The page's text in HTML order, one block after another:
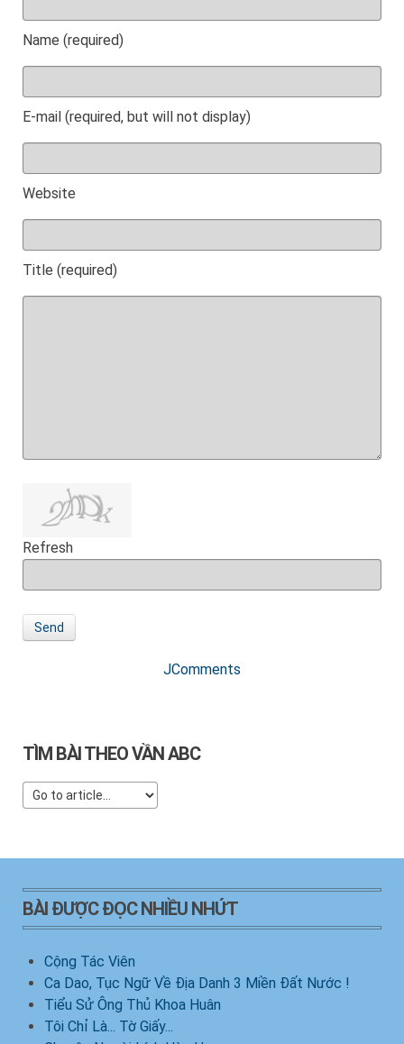
Name (required)
E-mail (required, but will not display)
Website
Title (required)
Refresh
Send
JComments
TÌM BÀI THEO VẦN ABC
BÀI ĐƯỢC ĐỌC NHIỀU NHỨT
Cộng Tác Viên
Ca Dao, Tục Ngữ Về Địa Danh 3 Miền Đất Nước !
Tiểu Sử Ông Thủ Khoa Huân
Tôi Chỉ Là... Tờ Giấy...